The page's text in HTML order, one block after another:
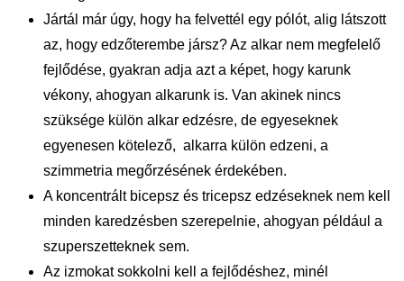
Jártál már úgy, hogy ha felvettél egy pólót, alig látszott
az, hogy edzőterembe jársz? Az alkar nem megfelelő
fejlődése, gyakran adja azt a képet, hogy karunk
vékony, ahogyan alkarunk is. Van akinek nincs
szüksége külön alkar edzésre, de egyeseknek
egyenesen kötelező, alkarra külön edzeni, a
szimmetria megőrzésének érdekében.
A koncentrált bicepsz és tricepsz edzéseknek nem kell
minden karedzésben szerepelnie, ahogyan például a
szuperszetteknek sem.
Az izmokat sokkolni kell a fejlődéshez, minél